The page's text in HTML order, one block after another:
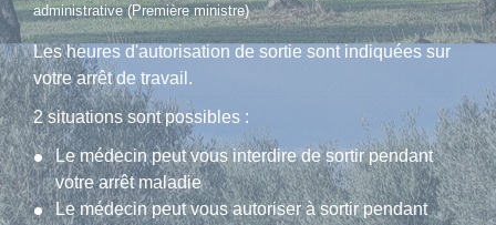
administrative (Première ministre)
Les heures d'autorisation de sortie sont indiquées sur
votre arrêt de travail.
2 situations sont possibles :
Le médecin peut vous interdire de sortir pendant
votre arrêt maladie
Le médecin peut vous autoriser à sortir pendant